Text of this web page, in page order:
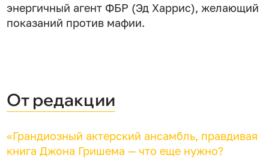
энергичный агент ФБР (Эд Харрис), желающий
показаний против мафии.
От редакции
«Грандиозный актерский ансамбль, правдивая
книга Джона Гришема — что еще нужно?